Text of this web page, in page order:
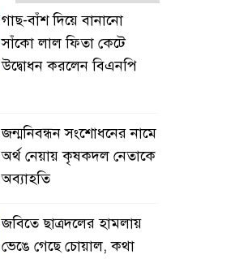
গাছ-বাঁশ দিয়ে বানানো
সাঁকো লাল ফিতা কেটে
উদ্বোধন করলেন বিএনপি
জন্মনিবন্ধন সংশোধনের নামে
অর্থ নেয়ায় কৃষকদল নেতাকে
অব্যাহতি
জবিতে ছাত্রদলের হামলায়
ভেঙে গেছে চোয়াল, কথা